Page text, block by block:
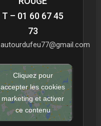
T – 01 60 67 45
73
autourdufeu77@gmail.com
Cliquez pour
accepter les cookies
marketing et activer
ce contenu